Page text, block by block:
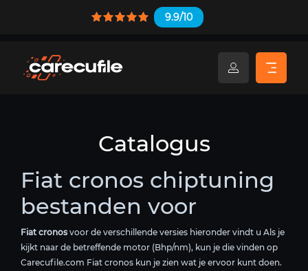
9.9/10
Catalogus
Fiat cronos chiptuning
bestanden voor
Fiat cronos voor de verschillende versies hieronder vindt u Als je
kijkt naar de betreffende motor (Bhp/nm), kun je die vinden op
Carecufile.com Fiat cronos kun je zien wat je ervoor kunt doen.